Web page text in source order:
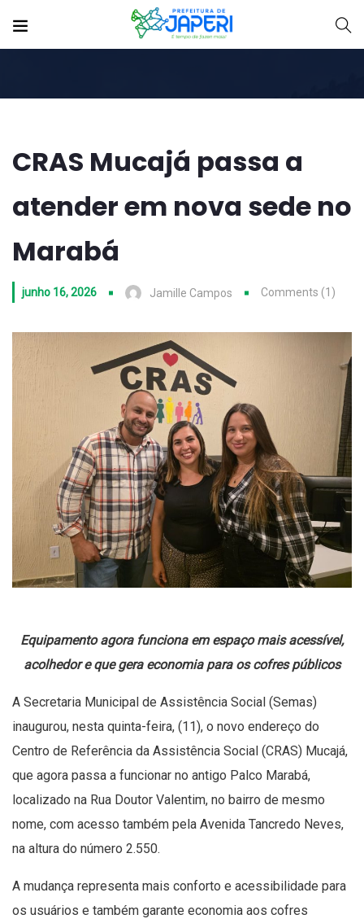
CRAS Mucajá passa a
atender em nova sede no
Marabá
junho 16, 2026 Jamille Campos Comments (1)
Equipamento agora funciona em espaço mais acessível,
acolhedor e que gera economia para os cofres públicos
A Secretaria Municipal de Assistência Social (Semas)
inaugurou, nesta quinta-feira, (11), o novo endereço do
Centro de Referência da Assistência Social (CRAS) Mucajá,
que agora passa a funcionar no antigo Palco Marabá,
localizado na Rua Doutor Valentim, no bairro de mesmo
nome, com acesso também pela Avenida Tancredo Neves,
na altura do número 2.550.
A mudança representa mais conforto e acessibilidade para
os usuários e também garante economia aos cofres